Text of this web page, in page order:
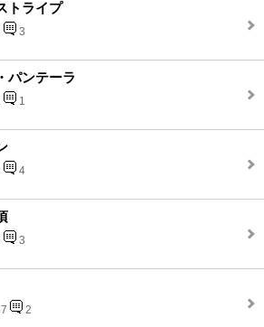
トライプ
3
パンテーラ
1
4
3
2